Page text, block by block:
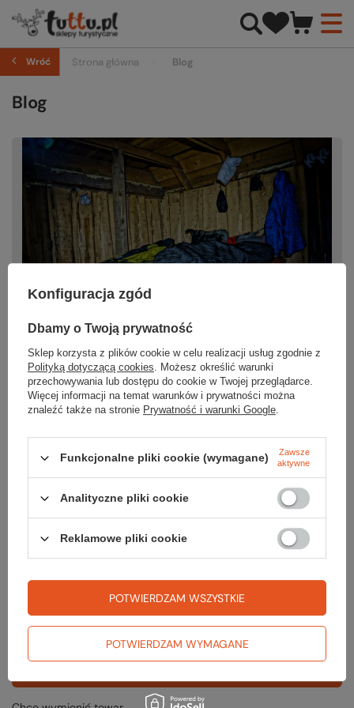
Wróć Strona główna Blog
Blog
Krótka historia o tym...
Krótka historia o tym, jak najzimniejszy weekend roku
nie ostudził naszego entuzjazmu.
Czytaj więcej
Zamówienia
Status zamówienia
Śledzenie przesyłki
Chcę zareklamować produkt
Konfiguracja zgód
Dbamy o Twoją prywatność
Sklep korzysta z plików cookie w celu realizacji usług zgodnie z
Polityką dotyczącą cookies. Możesz określić warunki
przechowywania lub dostępu do cookie w Twojej przeglądarce.
Więcej informacji na temat warunków i prywatności można
znaleźć także na stronie Prywatność i warunki Google.
Funkcjonalne pliki cookie (wymagane)
Zawsze
aktywne
Analityczne pliki cookie
Reklamowe pliki cookie
POTWIERDZAM WYMAGANE
POTWIERDZAM WSZYSTKIE